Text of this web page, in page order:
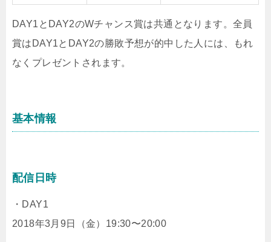
DAY1とDAY2のWチャンス賞は共通となります。全員
賞はDAY1とDAY2の勝敗予想が的中した人には、もれ
なくプレゼントされます。
基本情報
配信日時
・DAY1
2018年3月9日（金）19:30〜20:00